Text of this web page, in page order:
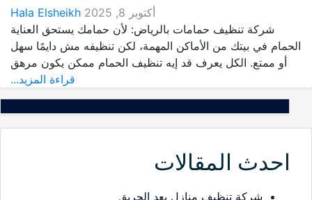
أكتوبر 8, 2025
Hala Elsheikh
شركة تنظيف حمامات بالرياض: لأن حمامك يستحق العناية
الحمام في بيتك من الأماكن المهمة، لكن تنظيفه مش دايمًا سهل
أو ممتع. الكل يعرف قد إيه تنظيف الحمام ممكن يكون مرهق
قراءة المزيد...
احدث المقالات
شركة تنظيف منازل بعد الحريق